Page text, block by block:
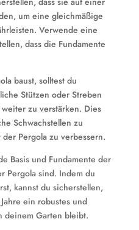
um eine gleichmäßige
Verwende eine
dass die Fundamente
baust, solltest du
Stützen oder Streben
zu verstärken. Dies
Schwachstellen zu
Pergola zu verbessern.
Basis und Fundamente der
Pergola sind. Indem du
kannst du sicherstellen,
ein robustes und
deinem Garten bleibt.